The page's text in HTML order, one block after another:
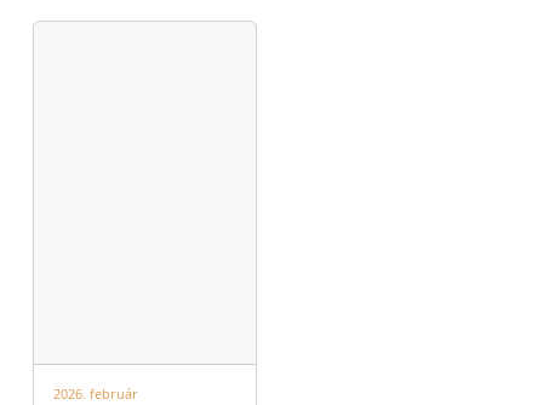
2026. február